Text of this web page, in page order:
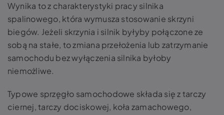
Wynika to z charakterystyki pracy silnika
spalinowego, która wymusza stosowanie skrzyni
biegów. Jeżeli skrzynia i silnik byłyby połączone ze
sobą na stałe, to zmiana przełożenia lub zatrzymanie
samochodu bez wyłączenia silnika byłoby
niemożliwe.
Typowe sprzęgło samochodowe składa się z tarczy
ciernej, tarczy dociskowej, koła zamachowego,